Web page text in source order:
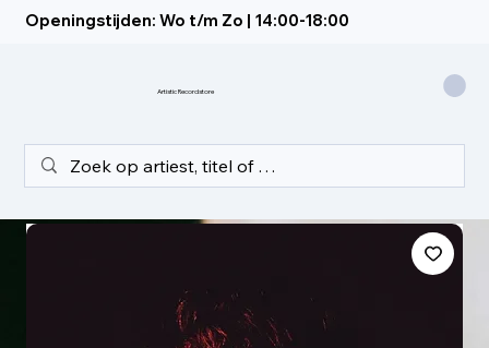
Openingstijden: Wo t/m Zo | 14:00-18:00
Artistic Recordstore